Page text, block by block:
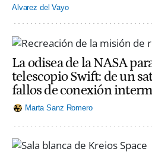
Alvarez del Vayo
La odisea de la NASA
telescopio Swift: de un
fallos de conexión
Marta Sanz Romero